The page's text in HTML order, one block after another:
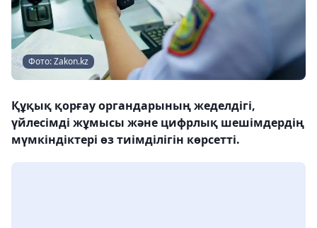
Фото: Zakon.kz
Құқық қорғау органдарының жеделдігі,
үйлесімді жұмысы және цифрлық шешімдердің
мүмкіндіктері өз тиімділігін көрсетті.